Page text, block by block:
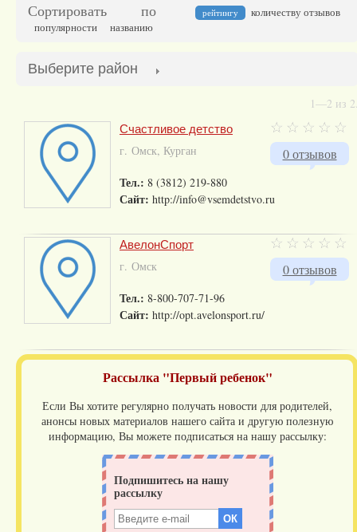
Сортировать по рейтингу
количеству отзывов
популярности
названию
Выберите район
1—2 из
0 отзывов
Счастливое детство
г. Омск, Курган
Тел.: 8 (3812) 219-880
Сайт: http://info@vsemdetstvo.ru
0 отзывов
АвелонСпорт
г. Омск
Тел.: 8-800-707-71-96
Сайт: http://opt.avelonsport.ru/
Рассылка "Первый ребенок"
Если Вы хотите регулярно получать новости для родителей,
анонсы новых материалов нашего сайта и другую полезную
информацию, Вы можете подписаться на нашу рассылку: